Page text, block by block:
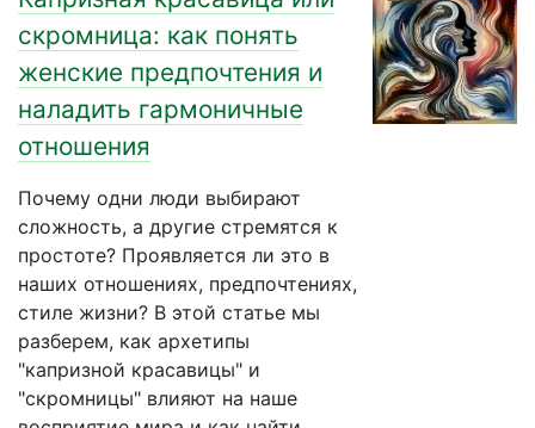
скромница: как понять
женские предпочтения и
наладить гармоничные
отношения
Почему одни люди выбирают
сложность, а другие стремятся к
простоте? Проявляется ли это в
наших отношениях, предпочтениях,
стиле жизни? В этой статье мы
разберем, как архетипы
"капризной красавицы" и
"скромницы" влияют на наше